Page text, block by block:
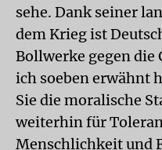
sehe. Dank seiner
dem Krieg ist
Bollwerke gegen die
ich soeben erwähnt
Sie die moralische
weiterhin für
Menschlichkeit und